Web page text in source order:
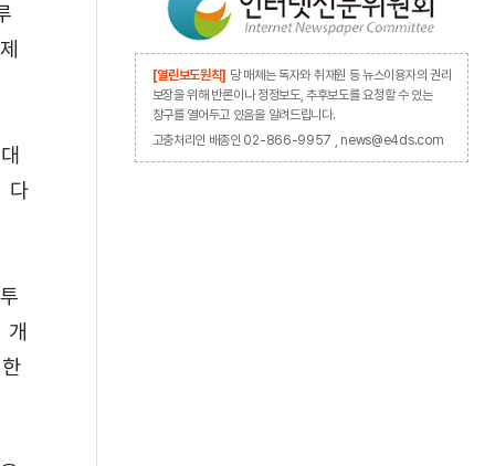
다
[열린보도원칙] 당 매체는 독자와 취재원 등 뉴스이용자의 권리
보장을 위해 반론이나 정정보도, 추후보도를 요청할 수 있는
창구를 열어두고 있음을 알려드립니다.
고충처리인 배종인 02-866-9957 , news@e4ds.com